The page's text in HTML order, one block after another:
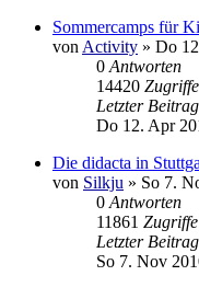
Sommercamps für
von Activity » Do
0 Antworten
14420 Zugriffe
Letzter Beitrag
Do 12. Apr
Die didacta in
von Silkju » So 7.
0 Antworten
11861 Zugriffe
Letzter Beitrag
So 7. Nov